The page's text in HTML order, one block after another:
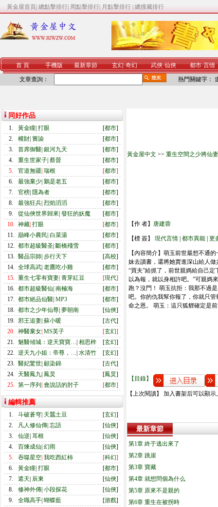
黃金屋首頁 總點擊排行 周點擊排行 月點擊排行 總搜藏排行
首 頁 手機版 最新章節 玄幻·奇幻 武俠·仙俠 都市·言情
文章查詢： 熱門關鍵字：
同好作品
1. 黃金瞳 打眼 [都市]
2.
權財 嘗諭 [都市]
3.
首席御醫 銀河九天 [都市]
4.
重生世家子 蔡晉 [都市]
5.
官道無疆 瑞根 [都市]
6.
最強棄少 鵝是老五 [都市]
7.
官榜 隱為者 [都市]
8.
最強狂兵 烈焰滔滔 [都市]
9.
從仙俠世界歸來 發狂的妖魔 [都市]
10. 神藏 打眼 [都市]
11. 巔峰小農民 白菜湯 [都市]
12. 都市超級醫圣 斷橋殘雪 [都市]
13. 醫品宗師 步行天下 [高校]
14. 全球高武 老鷹吃小雞 [都市]
15. 重生七零有寶妻 青芽紅豆 [現代]
16. 都市超級醫仙 南極海 [都市]
17. 都市絕品仙醫 MP3 [都市]
18. 都市之少年仙尊 夢朝南 [仙俠]
19. 邪王追妻 蘇小暖 [古代]
20. 神醫棄女 MS芙子 [玄幻]
21.
魅醫傾城：逆天寶寶… 相思梓 [玄幻]
22. 逆天九小姐：帝尊，… 水清竹 [玄幻]
23. 醫妃驚世 顧染錦 [古代]
24.
天醫鳳九 鳳炅 [鳳炅]
25. 第一序列 會說話的肘子 [都市]
編輯推薦
1. 斗破蒼穹 天蠶土豆 [玄幻]
2.
凡人修仙傳 忘語 [仙俠]
3.
仙逆 耳根 [仙俠]
4.
百煉成仙 幻雨 [仙俠]
5.
吞噬星空 我吃西紅柿 [科幻]
6.
黃金瞳 打眼 [都市]
7.
遮天 辰東 [仙俠]
8.
修神外傳 小段探花 [仙俠]
9.
全職高手 蝴蝶藍 [游戲]
黃金屋中文 >> 重生空間之少將仙妻
【作 者】 唐建蓉
【標 簽】 現代言情 都市異能 更
【內容簡介】萌玉前世最想不通
妹去讀書，還將她賣進深山給人
“買夫”給抓了，前世親媽給自己
以為報，就以身相許吧。”可親媽
跑？沒門！ 萌玉抗拒：我那不過
吧。你的仇我幫你報了，你就只
命之恩。 萌玉：這只狐貍確定是
【目錄】
【上次閱讀】 加入書架后可以顯
最新章節
第1章 終于逃出來了
第2章 跳崖
第3章 寶藏
第4章 就想問個為什么
第5章 原來不是親的
第6章 重生在被拐時